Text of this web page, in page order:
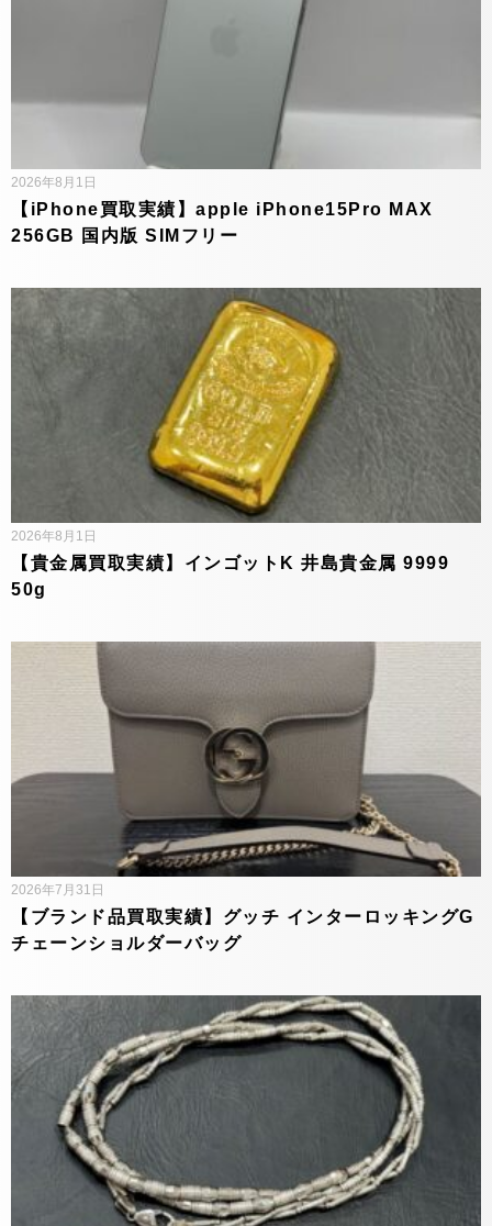
【iPhone買取実績】apple iPhone15Pro MAX
256GB 国内版 SIMフリー
2026年8月1日
【貴金属買取実績】インゴットK 井島貴金属 9999
50g
2026年8月1日
【ブランド品買取実績】グッチ インターロッキングG
チェーンショルダーバッグ
2026年7月31日